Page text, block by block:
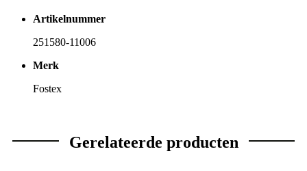
Artikelnummer
251580-11006
Merk
Fostex
Gerelateerde producten